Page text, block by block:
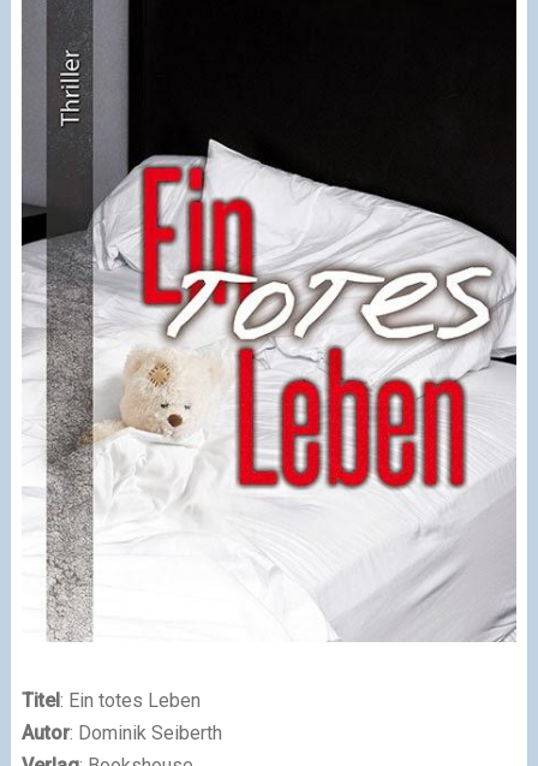
Titel: Ein totes Leben
Autor: Dominik Seiberth